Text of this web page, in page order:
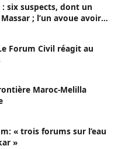
six suspects, dont un
; l’un avoue avoir
Forum Civil réagit au
Maroc-Melilla
« trois forums sur l’eau
»